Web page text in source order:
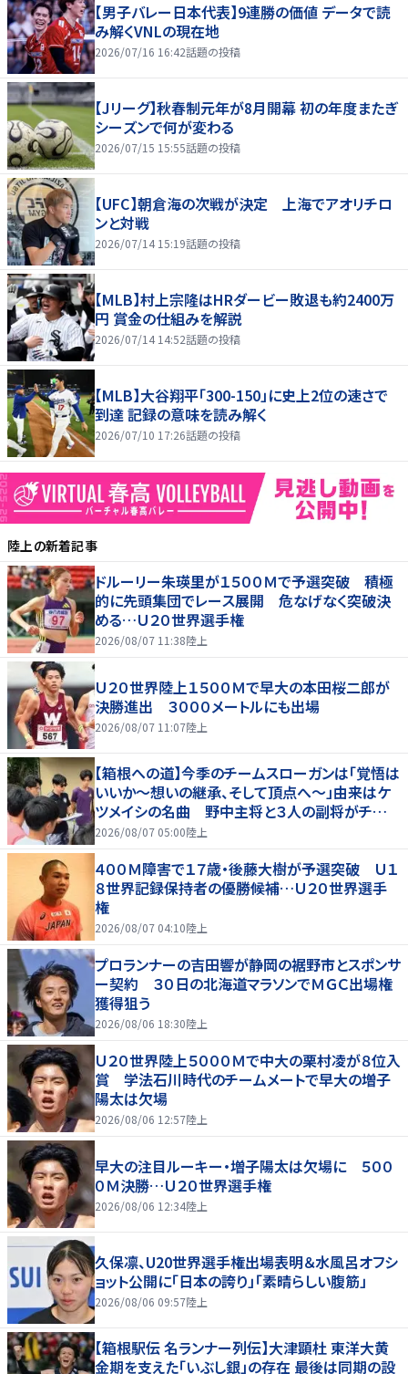
【男子バレー日本代表】9連勝の価値 データで読
み解くVNLの現在地
2026/07/16 16:42話題の投稿
【Jリーグ】秋春制元年が8月開幕 初の年度またぎ
シーズンで何が変わる
2026/07/15 15:55話題の投稿
【UFC】朝倉海の次戦が決定 上海でアオリチロ
ンと対戦
2026/07/14 15:19話題の投稿
【MLB】村上宗隆はHRダービー敗退も約2400万
円 賞金の仕組みを解説
2026/07/14 14:52話題の投稿
【MLB】大谷翔平「300-150」に史上2位の速さで
到達 記録の意味を読み解く
2026/07/10 17:26話題の投稿
陸上 の新着記事
ドルーリー朱瑛里が１５００Ｍで予選突破 積極
的に先頭集団でレース展開 危なげなく突破決
める…Ｕ２０世界選手権
2026/08/07 11:38陸上
Ｕ２０世界陸上１５００Ｍで早大の本田桜二郎が
決勝進出 ３０００メートルにも出場
2026/08/07 11:07陸上
【箱根への道】今季のチームスローガンは「覚悟は
いいか～想いの継承、そして頂点へ～」由来はケ
ツメイシの名曲 野中主将と３人の副将がチーム
を引っ張る…夏合宿特集第１弾、国学院大
2026/08/07 05:00陸上
４００Ｍ障害で１７歳・後藤大樹が予選突破 Ｕ１
８世界記録保持者の優勝候補…Ｕ２０世界選手
権
2026/08/07 04:10陸上
プロランナーの吉田響が静岡の裾野市とスポンサ
ー契約 ３０日の北海道マラソンでＭＧＣ出場権
獲得狙う
2026/08/06 18:30陸上
Ｕ２０世界陸上５０００Ｍで中大の栗村凌が８位入
賞 学法石川時代のチームメートで早大の増子
陽太は欠場
2026/08/06 12:57陸上
早大の注目ルーキー・増子陽太は欠場に ５００
０Ｍ決勝…Ｕ２０世界選手権
2026/08/06 12:34陸上
久保凛、U20世界選手権出場表明＆水風呂オフシ
ョット公開に「日本の誇り」「素晴らしい腹筋」
2026/08/06 09:57陸上
【箱根駅伝 名ランナー列伝】大津顕杜 東洋大黄
金期を支えた「いぶし銀」の存在 最後は同期の設